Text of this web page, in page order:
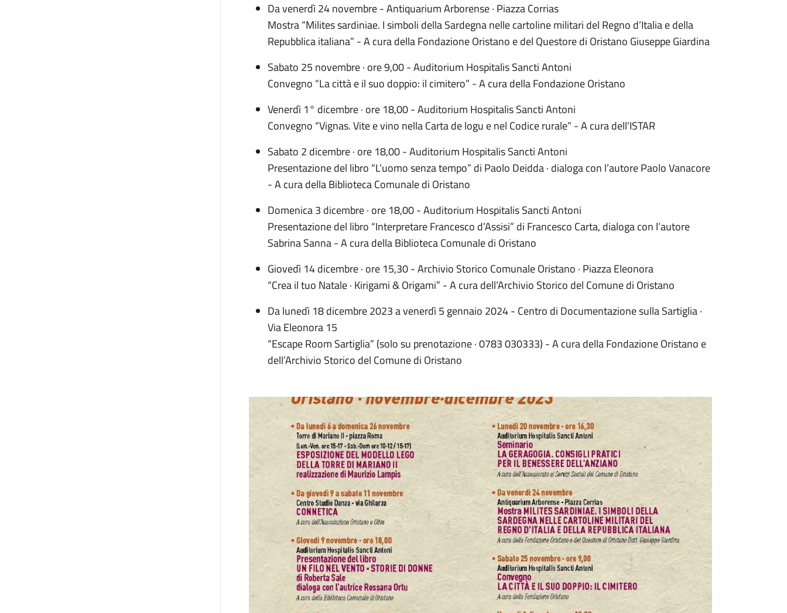
Da venerdì 24 novembre - Antiquarium Arborense · Piazza Corrias
Mostra “Milites sardiniae. I simboli della Sardegna nelle cartoline militari del Regno d’Italia e della
Repubblica italiana” - A cura della Fondazione Oristano e del Questore di Oristano Giuseppe Giardina
Sabato 25 novembre · ore 9,00 - Auditorium Hospitalis Sancti Antoni
Convegno “La città e il suo doppio: il cimitero” - A cura della Fondazione Oristano
Venerdì 1° dicembre · ore 18,00 - Auditorium Hospitalis Sancti Antoni
Convegno “Vignas. Vite e vino nella Carta de logu e nel Codice rurale” - A cura dell’ISTAR
Sabato 2 dicembre · ore 18,00 - Auditorium Hospitalis Sancti Antoni
Presentazione del libro “L’uomo senza tempo” di Paolo Deidda · dialoga con l’autore Paolo Vanacore
- A cura della Biblioteca Comunale di Oristano
Domenica 3 dicembre · ore 18,00 - Auditorium Hospitalis Sancti Antoni
Presentazione del libro “Interpretare Francesco d’Assisi” di Francesco Carta, dialoga con l’autore
Sabrina Sanna - A cura della Biblioteca Comunale di Oristano
Giovedì 14 dicembre · ore 15,30 - Archivio Storico Comunale Oristano · Piazza Eleonora
“Crea il tuo Natale · Kirigami & Origami” - A cura dell’Archivio Storico del Comune di Oristano
Da lunedì 18 dicembre 2023 a venerdì 5 gennaio 2024 - Centro di Documentazione sulla Sartiglia ·
Via Eleonora 15
“Escape Room Sartiglia” (solo su prenotazione · 0783 030333) - A cura della Fondazione Oristano e
dell’Archivio Storico del Comune di Oristano